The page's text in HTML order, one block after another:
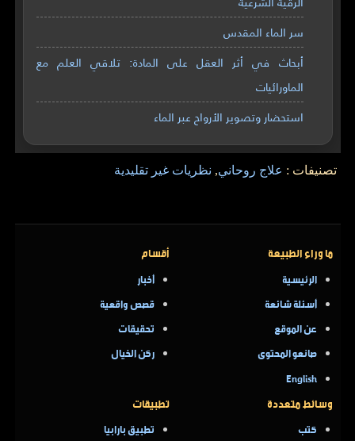
سر الماء المقدس
أبحاث في أثر العقل على المادة: تلاقي العلم مع
الماورائيات
استحضار وتصوير الأرواح عبر الماء
تصنيفات : علاج روحاني, نظريات غير تقليدية
ما وراء الطبيعة
الرئيسية
أسئلة شائعة
عن الموقع
صانعو المحتوى
English
أقسام
أخبار
قصص واقعية
تحقيقات
ركن الخيال
وسائط متعددة
كتب
تطبيقات
تطبيق بارابيا